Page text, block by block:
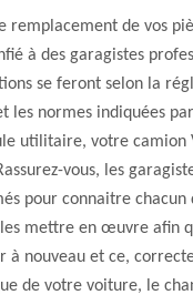
remplacement de vos
à des garagistes
se feront selon la
les normes indiquées
utilitaire, votre camion
vous, les
pour connaitre chacun
mettre en œuvre afin
à nouveau et ce,
de votre voiture, le